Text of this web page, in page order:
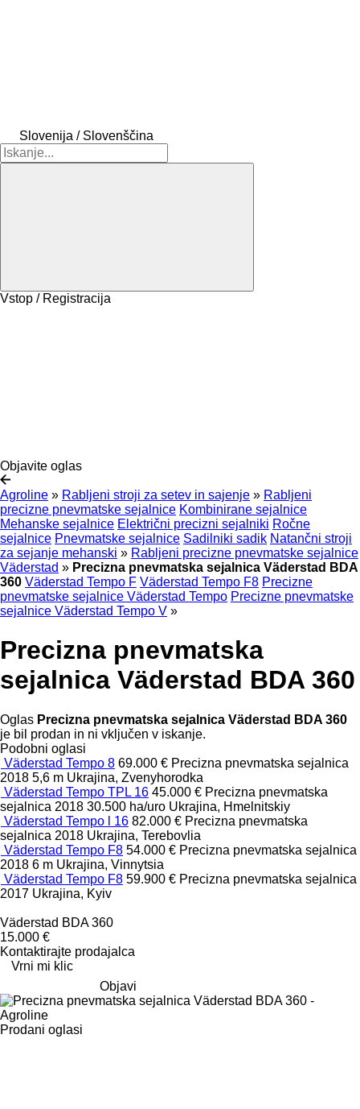
Slovenija / Slovenščina
Vstop / Registracija
Objavite oglas
Agroline » Rabljeni stroji za setev in sajenje » Rabljeni
precizne pnevmatske sejalnice Kombinirane sejalnice
Mehanske sejalnice Električni precizni sejalniki Ročne
sejalnice Pnevmatske sejalnice Sadilniki sadik Natančni stroji
za sejanje mehanski » Rabljeni precizne pnevmatske sejalnice
Väderstad » Precizna pnevmatska sejalnica Väderstad BDA
360 Väderstad Tempo F Väderstad Tempo F8 Precizne
pnevmatske sejalnice Väderstad Tempo Precizne pnevmatske
sejalnice Väderstad Tempo V »
Precizna pnevmatska
sejalnica Väderstad BDA 360
Oglas Precizna pnevmatska sejalnica Väderstad BDA 360
je bil prodan in ni vključen v iskanje.
Podobni oglasi
Väderstad Tempo 8 69.000 € Precizna pnevmatska sejalnica
2018 5,6 m Ukrajina, Zvenyhorodka
Väderstad Tempo TPL 16 45.000 € Precizna pnevmatska
sejalnica 2018 30.500 ha/uro Ukrajina, Hmelnitskiy
Väderstad Tempo l 16 82.000 € Precizna pnevmatska
sejalnica 2018 Ukrajina, Terebovlia
Väderstad Tempo F8 54.000 € Precizna pnevmatska sejalnica
2018 6 m Ukrajina, Vinnytsia
Väderstad Tempo F8 59.900 € Precizna pnevmatska sejalnica
2017 Ukrajina, Kyiv
Väderstad BDA 360
15.000 €
Kontaktirajte prodajalca
Vrni mi klic
Objavi
Prodani oglasi